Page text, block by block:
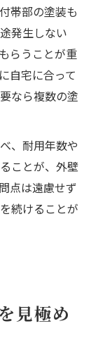
帯部の塗装も
発生しない
らうことが重
自宅に合って
なら複数の塗
、耐用年数や
ことが、外壁
点は遠慮せず
続けることが
見極め